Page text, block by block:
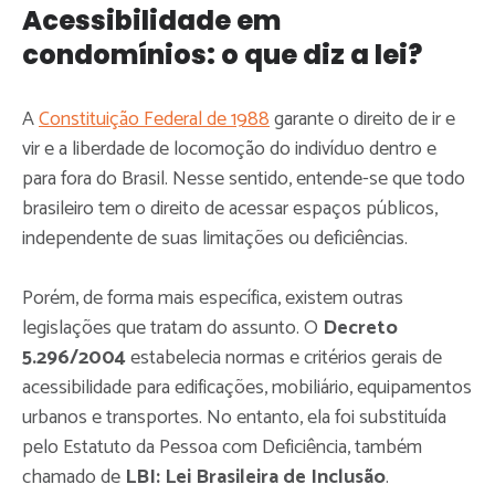
Acessibilidade em
condomínios: o que diz a lei?
AConstituição Federal de 1988garante o direito de ir e
vir e a liberdade de locomoção do indivíduo dentro e
para fora do Brasil. Nesse sentido, entende-se que todo
brasileiro tem o direito de acessar espaços públicos,
independente de suas limitações ou deficiências.
Porém, de forma mais específica, existem outras
legislações que tratam do assunto. O Decreto
5.296/2004estabelecia normas e critérios gerais de
acessibilidade para edificações, mobiliário, equipamentos
urbanos e transportes. No entanto, ela foi substituída
pelo Estatuto da Pessoa com Deficiência, também
chamado de LBI: Lei Brasileira de Inclusão.